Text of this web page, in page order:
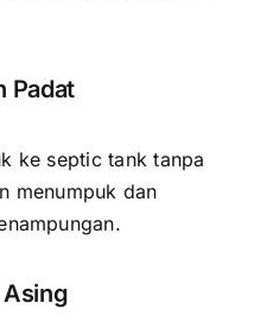
Padat
ke septic tank tanpa
menumpuk dan
Asing